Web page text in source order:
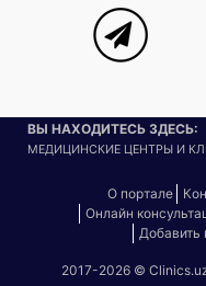
ВЫ НАХОДИТЕСЬ ЗДЕСЬ:
МЕДИЦИНСКИЕ ЦЕНТРЫ И
О портале
Онлайн
Добавить
2017-2026 ©